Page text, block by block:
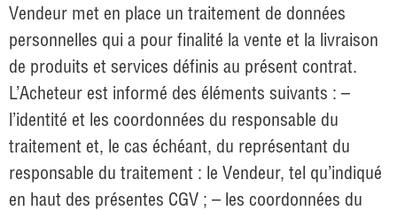
Vendeur met en place un traitement de données
personnelles qui a pour finalité la vente et la livraison
de produits et services définis au présent contrat.
L’Acheteur est informé des éléments suivants : –
l’identité et les coordonnées du responsable du
traitement et, le cas échéant, du représentant du
responsable du traitement : le Vendeur, tel qu’indiqué
en haut des présentes CGV ; – les coordonnées du